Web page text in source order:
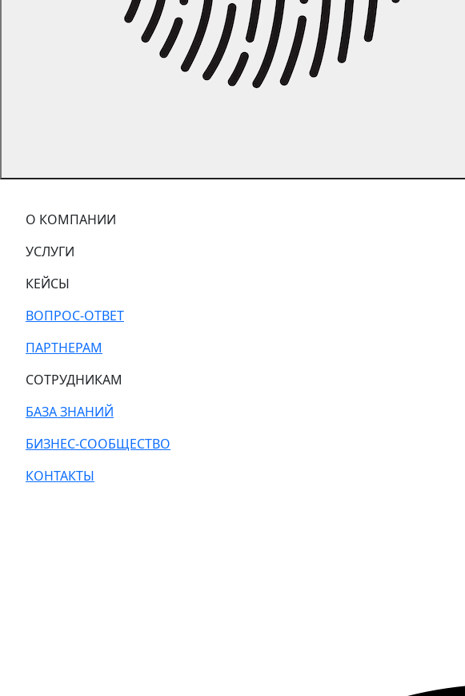
О КОМПАНИИ
УСЛУГИ
КЕЙСЫ
ВОПРОС-ОТВЕТ
ПАРТНЕРАМ
СОТРУДНИКАМ
БАЗА ЗНАНИЙ
БИЗНЕС-СООБЩЕСТВО
КОНТАКТЫ